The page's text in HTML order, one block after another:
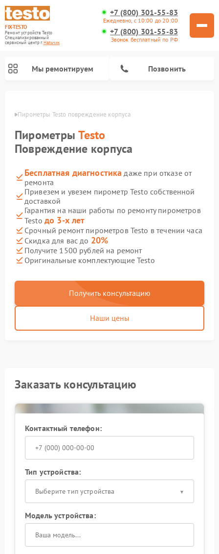
FIX-TESTO
Ремонт устройств Testo
Специализированный
cервисный центр г.Нальчик
+7 (800) 301-55-83
Ежедневно, с 10:00 до 20:00
+7 (800) 301-55-83
Звонок бесплатный по РФ
Мы ремонтируем Позвонить
Пирометры Testo повреждение корпуса
ПирометрыTesto
Повреждение корпуса
Бесплатная диагностика даже при отказе от
ремонта
Привезем и увезем пирометр Testo собственной
доставкой
Гарантия на наши работы по ремонту пирометров
Testo до 3-х лет
Срочный ремонт пирометров Testo в течении часа
Скидка для вас до 20%
Получите 1500 рублей на ремонт
Оригинальные комплектующие Testo
Получить консультацию
Наши цены
Заказать консультацию
Контактный телефон:
Тип устройства:
Выберите тип устройства
Модель устройства: